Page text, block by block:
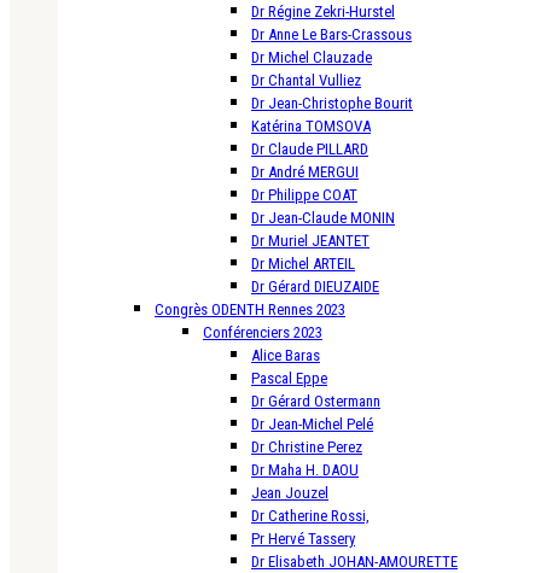
Dr Régine Zekri-Hurstel
Dr Anne Le Bars-Crassous
Dr Michel Clauzade
Dr Chantal Vulliez
Dr Jean-Christophe Bourit
Katérina TOMSOVA
Dr Claude PILLARD
Dr André MERGUI
Dr Philippe COAT
Dr Jean-Claude MONIN
Dr Muriel JEANTET
Dr Michel ARTEIL
Dr Gérard DIEUZAIDE
Congrès ODENTH Rennes 2023
Conférenciers 2023
Alice Baras
Pascal Eppe
Dr Gérard Ostermann
Dr Jean-Michel Pelé
Dr Christine Perez
Dr Maha H. DAOU
Jean Jouzel
Dr Catherine Rossi,
Pr Hervé Tassery
Dr Elisabeth JOHAN-AMOURETTE